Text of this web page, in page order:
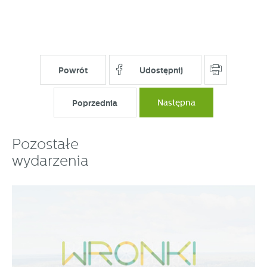
Powrót Udostępnij
Poprzednia Następna
Pozostałe
wydarzenia